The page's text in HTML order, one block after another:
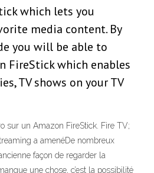
which lets you
media content. By
you will be able to
FireStick which enables
TV shows on your TV
sur un Amazon FireStick. Fire TV;
a amenéDe nombreux
façon de regarder la
une chose, c’est la possibilité